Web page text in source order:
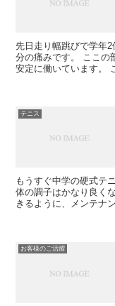
先日走り幅跳びで学年
分の痛みです。 ここの
安定に働いています。
テニス
もうすぐ中学の硬式テ
体の調子はかなり良く
きるように、メンテナ
お客様のご活躍